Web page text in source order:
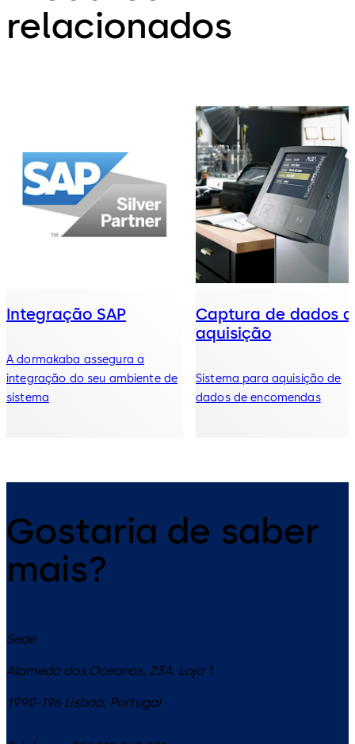
relacionados
Integração SAP
A dormakaba assegura a
integração do seu ambiente de
sistema
Captura de dados
aquisição
Sistema para aquisição de
dados de encomendas
Gostaria de saber
mais?
Sede
Alameda dos Oceanos, 23A, Loja 1
1990-196 Lisboa, Portugal